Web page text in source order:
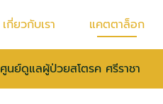
เกี่ยวกับเรา แคตตาล็อก
ศูนย์ดูแลผู้ป่วยสโตรค ศรีราชา